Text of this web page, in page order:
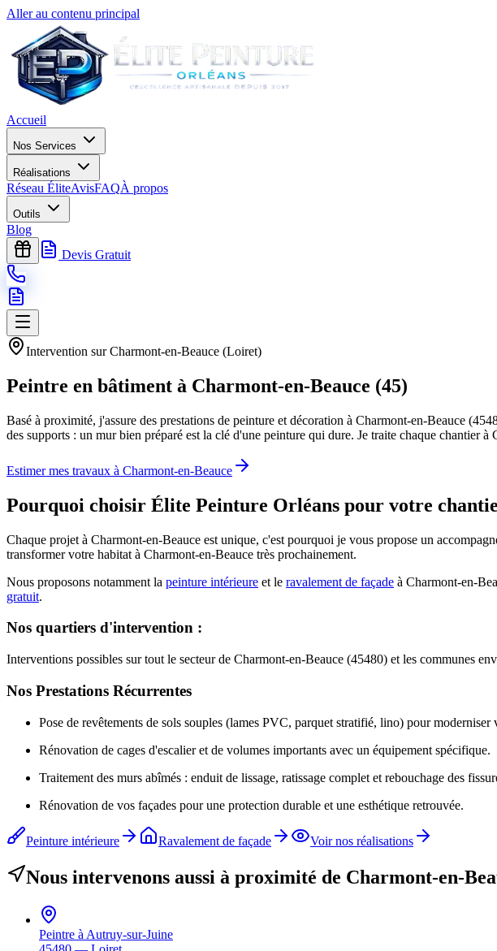
Aller au contenu principal
Accueil
Nos Services
Réalisations
Réseau ÉliteAvisFAQÀ propos
Outils
Blog
Devis Gratuit
Intervention surCharmont-en-Beauce (Loiret)
Peintre en bâtiment à Charmont-en-Beauce (45)
Basé à proximité, j'assure des prestations de peinture et décoration à Charmont-en-Beauce
des supports : un mur bien préparé est la clé d'une peinture qui dure. Je traite chaque chantier
Estimer mes travaux à Charmont-en-Beauce
Pourquoi choisir Élite Peinture Orléans pour votre
Chaque projet à Charmont-en-Beauce est unique, c'est pourquoi je vous propose un
transformer votre habitat à Charmont-en-Beauce très prochainement.
Nous proposons notamment la peinture intérieure et le ravalement de façade à Charmont-en-
gratuit.
Nos quartiers d'intervention :
Interventions possibles sur tout le secteur de Charmont-en-Beauce (45480) et les communes
Nos Prestations Récurrentes
Pose de revêtements de sols souples (lames PVC, parquet stratifié, lino) pour moderniser
Rénovation de cages d'escalier et de volumes importants avec un équipement spécifique.
Traitement des murs abîmés : enduit de lissage, ratissage complet et rebouchage des
Rénovation de vos façades pour une protection durable et une esthétique retrouvée.
Peinture intérieure Ravalement de façade Voir nos réalisations
Nous intervenons aussi à proximité de Charmont-en-
Peintre à Autruy-sur-Juine